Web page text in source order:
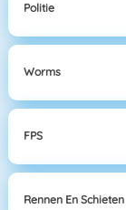
Politie
Worms
FPS
Rennen En Schieten